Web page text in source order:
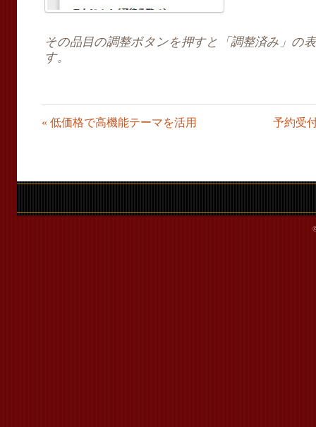
その品目の調整ボタンを押すと「調整済み」の
す。
« 低価格で高機能テーマを活用 予約受